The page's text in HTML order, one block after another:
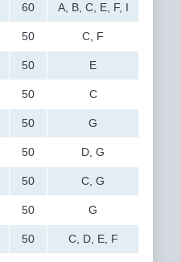
60 A, B, C, E, F, I
50 C, F
50 E
50 C
50 G
50 D, G
50 C, G
50 G
50 C, D, E, F